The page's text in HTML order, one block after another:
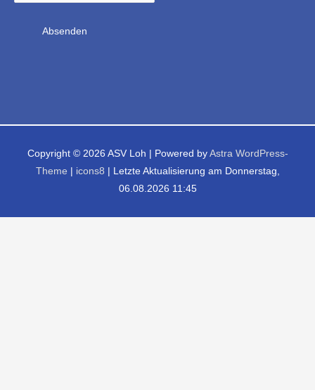
Copyright © 2026 ASV Loh | Powered by Astra WordPress-
Theme
icons8 | Letzte Aktualisierung am Donnerstag,
06.08.2026 11:45